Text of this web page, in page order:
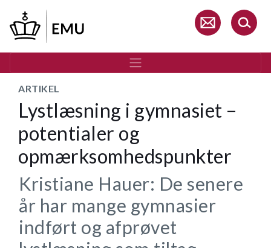
hovedindhold
ARTIKEL
Lystlæsning i gymnasiet –
potentialer og
opmærksomhedspunkter
Kristiane Hauer: De senere
år har mange gymnasier
indført og afprøvet